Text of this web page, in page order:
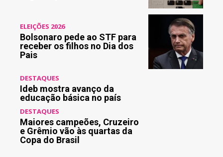
ELEIÇÕES 2026
Bolsonaro pede ao STF para
receber os filhos no Dia dos
Pais
DESTAQUES
Ideb mostra avanço da
educação básica no país
DESTAQUES
Maiores campeões, Cruzeiro
e Grêmio vão às quartas da
Copa do Brasil